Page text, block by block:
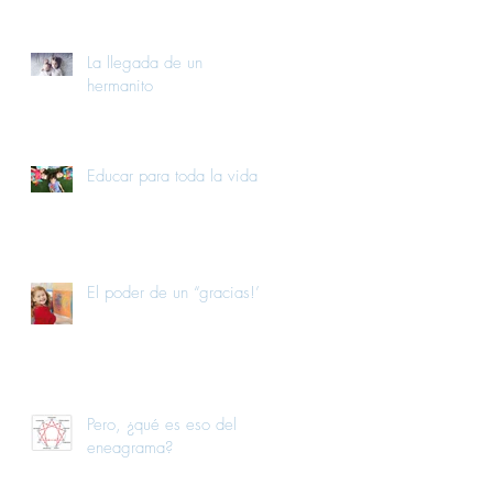
La llegada de un
hermanito
Educar para toda la vida
El poder de un “gracias!”
Pero, ¿qué es eso del
eneagrama?